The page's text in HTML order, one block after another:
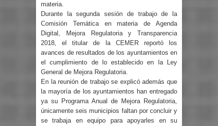
materia.
Durante la segunda sesión de trabajo de la
Comisión Temática en materia de Agenda
Digital, Mejora Regulatoria y Transparencia
2018, el titular de la CEMER reportó los
avances de resultados de los ayuntamientos en
el cumplimiento de lo establecido en la Ley
General de Mejora Regulatoria.
En la reunión de trabajo se explicó además que
la mayoría de los ayuntamientos han entregado
ya su Programa Anual de Mejora Regulatoria,
únicamente seis municipios faltan por concluir y
se trabaja en equipo para apoyarles en su